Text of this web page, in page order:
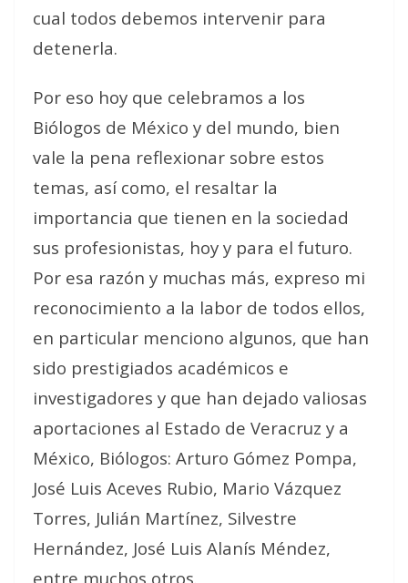
cual todos debemos intervenir para
detenerla.
Por eso hoy que celebramos a los
Biólogos de México y del mundo, bien
vale la pena reflexionar sobre estos
temas, así como, el resaltar la
importancia que tienen en la sociedad
sus profesionistas, hoy y para el futuro.
Por esa razón y muchas más, expreso mi
reconocimiento a la labor de todos ellos,
en particular menciono algunos, que han
sido prestigiados académicos e
investigadores y que han dejado valiosas
aportaciones al Estado de Veracruz y a
México, Biólogos: Arturo Gómez Pompa,
José Luis Aceves Rubio, Mario Vázquez
Torres, Julián Martínez, Silvestre
Hernández, José Luis Alanís Méndez,
entre muchos otros.